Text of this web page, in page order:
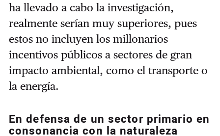
ha llevado a cabo la investigación,
realmente serían muy superiores, pues
estos no incluyen los millonarios
incentivos públicos a sectores de gran
impacto ambiental, como el transporte o
la energía.
En defensa de un sector primario en
consonancia con la naturaleza